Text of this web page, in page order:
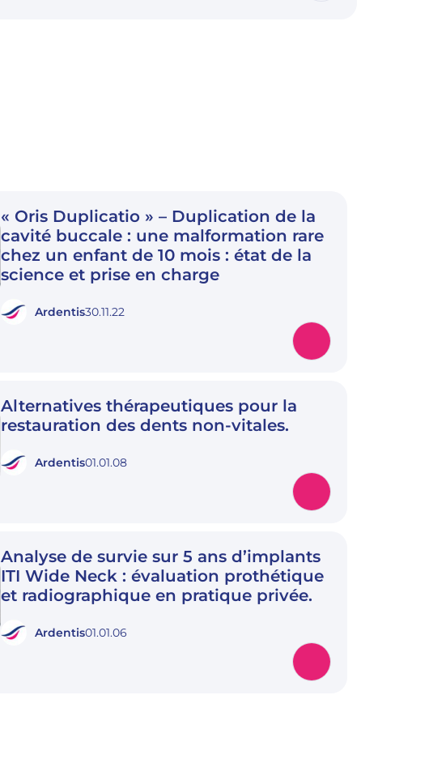
« Oris Duplicatio » – Duplication de la
cavité buccale : une malformation rare
chez un enfant de 10 mois : état de la
science et prise en charge
Ardentis30.11.22
Alternatives thérapeutiques pour la
restauration des dents non-vitales.
Ardentis01.01.08
Analyse de survie sur 5 ans d’implants
ITI Wide Neck : évaluation prothétique
et radiographique en pratique privée.
Ardentis01.01.06